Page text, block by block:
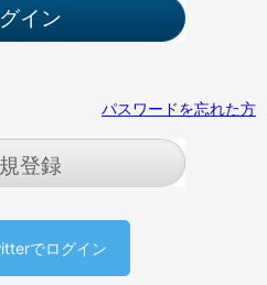
パスワードを忘れた方
登録
でログイン